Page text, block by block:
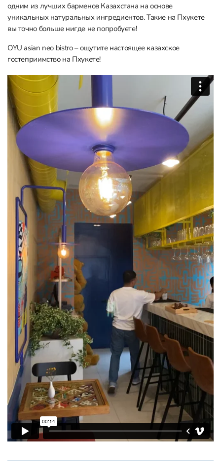
одним из лучших барменов Казахстана на основе
уникальных натуральных ингредиентов. Такие на Пхукете
вы точно больше нигде не попробуете!
OYU asian neo bistro – ощутите настоящее казахское
гостеприимство на Пхукете!